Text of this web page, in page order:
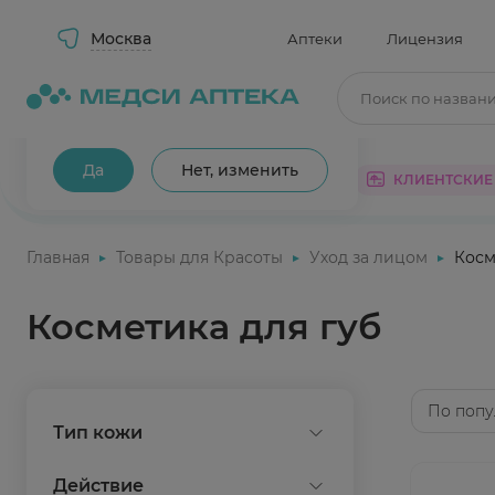
Москва
Ваш город Москва?
Да Нет, изменить
Аптеки Лицензия
Поиск по
КАТАЛОГ АКЦИИ
Главная Товары для Красоты Уход за лицом
Косметика для губ
Тип кожи
Действие
По